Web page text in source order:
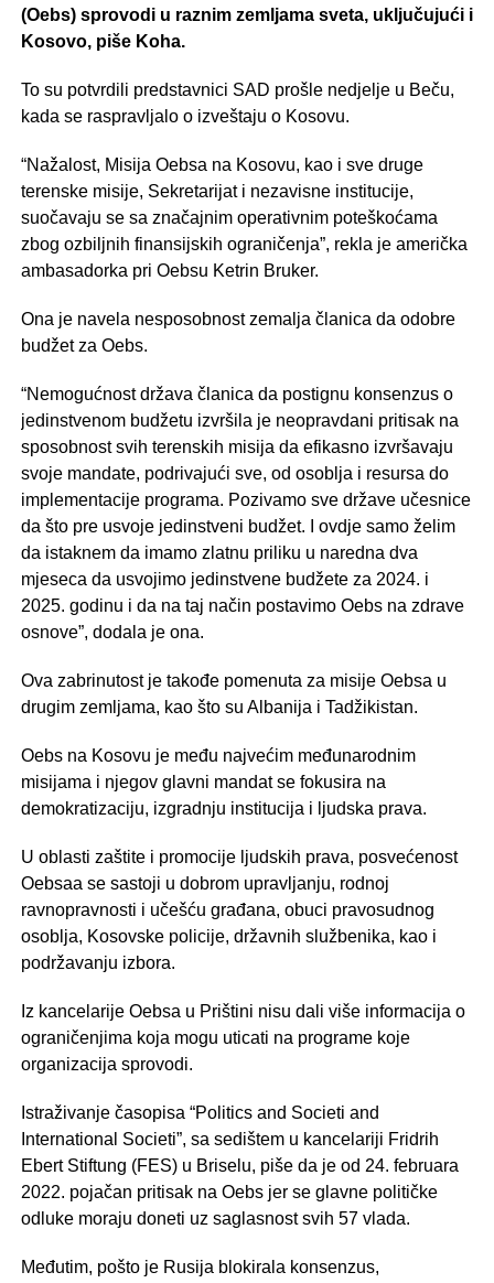
(Oebs) sprovodi u raznim zemljama sveta, uključujući i
Kosovo, piše Koha.
To su potvrdili predstavnici SAD prošle nedjelje u Beču,
kada se raspravljalo o izveštaju o Kosovu.
“Nažalost, Misija Oebsa na Kosovu, kao i sve druge
terenske misije, Sekretarijat i nezavisne institucije,
suočavaju se sa značajnim operativnim poteškoćama
zbog ozbiljnih finansijskih ograničenja”, rekla je američka
ambasadorka pri Oebsu Ketrin Bruker.
Ona je navela nesposobnost zemalja članica da odobre
budžet za Oebs.
“Nemogućnost država članica da postignu konsenzus o
jedinstvenom budžetu izvršila je neopravdani pritisak na
sposobnost svih terenskih misija da efikasno izvršavaju
svoje mandate, podrivajući sve, od osoblja i resursa do
implementacije programa. Pozivamo sve države učesnice
da što pre usvoje jedinstveni budžet. I ovdje samo želim
da istaknem da imamo zlatnu priliku u naredna dva
mjeseca da usvojimo jedinstvene budžete za 2024. i
2025. godinu i da na taj način postavimo Oebs na zdrave
osnove”, dodala je ona.
Ova zabrinutost je takođe pomenuta za misije Oebsa u
drugim zemljama, kao što su Albanija i Tadžikistan.
Oebs na Kosovu je među najvećim međunarodnim
misijama i njegov glavni mandat se fokusira na
demokratizaciju, izgradnju institucija i ljudska prava.
U oblasti zaštite i promocije ljudskih prava, posvećenost
Oebsaa se sastoji u dobrom upravljanju, rodnoj
ravnopravnosti i učešću građana, obuci pravosudnog
osoblja, Kosovske policije, državnih službenika, kao i
podržavanju izbora.
Iz kancelarije Oebsa u Prištini nisu dali više informacija o
ograničenjima koja mogu uticati na programe koje
organizacija sprovodi.
Istraživanje časopisa “Politics and Societi and
International Societi”, sa sedištem u kancelariji Fridrih
Ebert Stiftung (FES) u Briselu, piše da je od 24. februara
2022. pojačan pritisak na Oebs jer se glavne političke
odluke moraju doneti uz saglasnost svih 57 vlada.
Međutim, pošto je Rusija blokirala konsenzus,